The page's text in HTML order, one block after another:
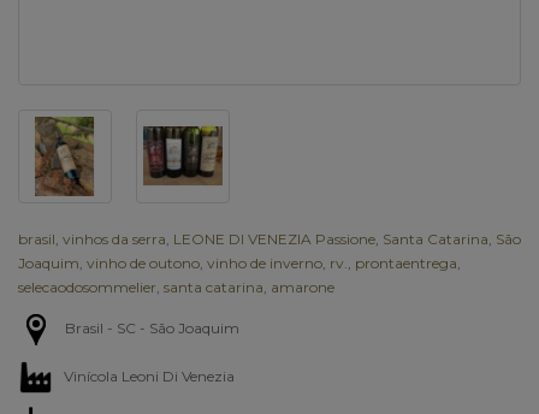
brasil vinhos da serra LEONE DI VENEZIA Passione Santa Catarina São
Joaquim vinho de outono vinho de inverno rv. prontaentrega
selecaodosommelier santa catarina amarone
Brasil - SC - São Joaquim
Vinícola Leoni Di Venezia